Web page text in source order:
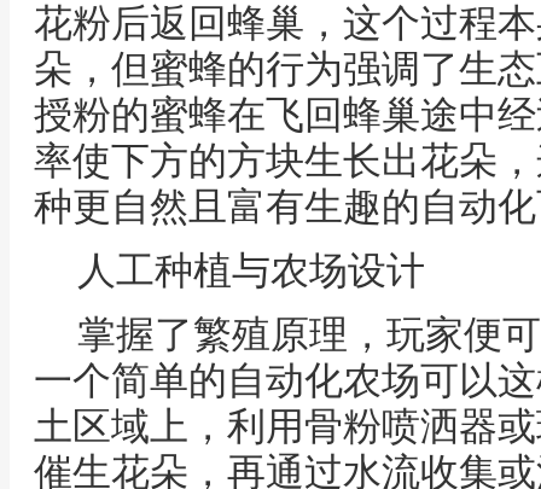
花粉后返回蜂巢，这个过程
朵，但蜜蜂的行为强调了生
授粉的蜜蜂在飞回蜂巢途中
率使下方的方块生长出花朵
种更自然且富有生趣的自动
人工种植与农场设计
掌握了繁殖原理，玩家便
一个简单的自动化农场可以
土区域上，利用骨粉喷洒器
催生花朵，再通过水流收集